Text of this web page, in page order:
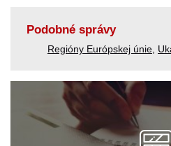
Podobné správy
Regióny Európskej únie